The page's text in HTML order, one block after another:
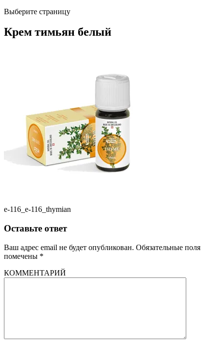
Выберите страницу
Крем тимьян белый
e-116_e-116_thymian
Оставьте ответ
Ваш адрес email не будет опубликован. Обязательные поля
помечены *
КОММЕНТАРИЙ